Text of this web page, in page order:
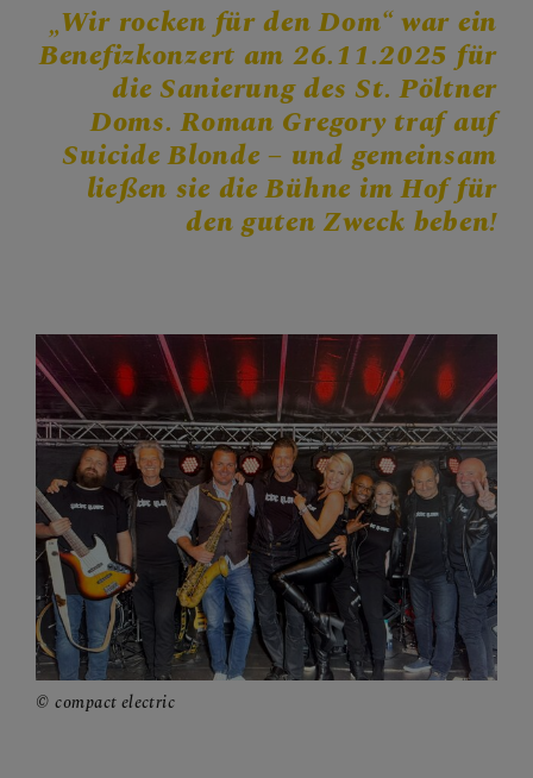
FRAGEN
GLAUBEN
ERLEBEN
BEGEGNEN
Begegnungstage
Seelsorge
Bischof
Personen
Diözesane Verwaltung
Pfarren
„Wir rocken für den Dom“ war ein
Benefizkonzert am 26.11.2025 für
die Sanierung des St. Pöltner
Doms. Roman Gregory traf auf
Suicide Blonde– und gemeinsam
ließen sie die Bühne im Hof für
den guten Zweck beben!
compact electric